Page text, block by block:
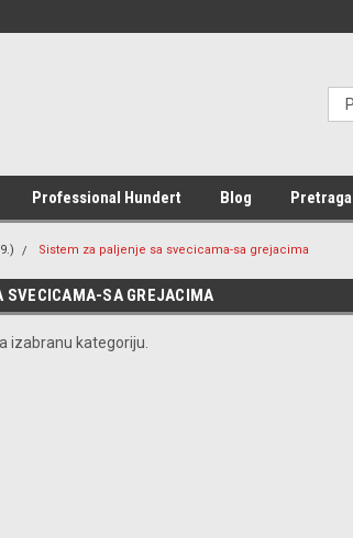
Professional Hundert Blog Pretraga
Sistem za paljenje sa svecicama-sa grejacima
SA GREJACIMA
izabranu kategoriju.